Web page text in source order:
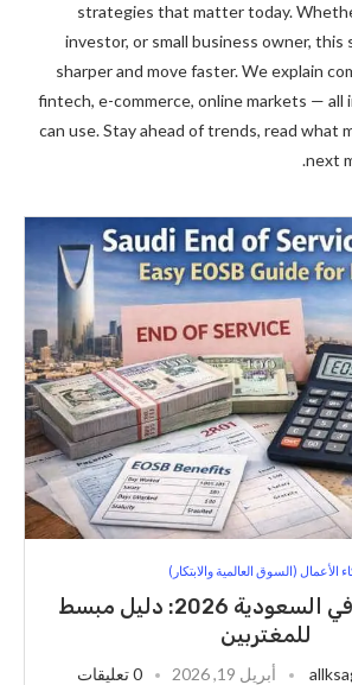
strategies that matter today.
investor, or small business owner, this
sharper and move faster. We explain
fintech, e-commerce, online markets — all
can use. Stay ahead of trends, read what
next
الأعمال (السوق العالمية والابتكار)
نهاية الخدمة في السعودية 2026: دليل مبسط
للمغتربين
أبريل 19, 2026 0 تعليقات